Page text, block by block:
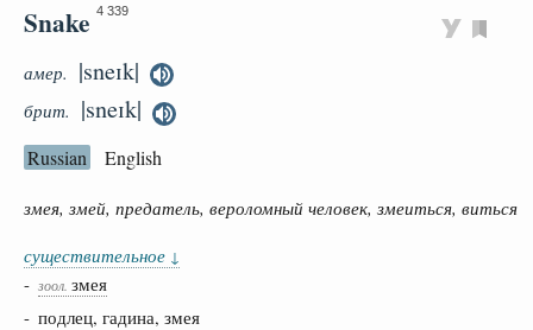
Snake 4 339
амер. |sneɪk|
брит. |sneɪk|
Russian English
змея, змей, предатель, вероломный человек, змеиться, виться
существительное ↓
- зоол. змея
- подлец, гадина, змея